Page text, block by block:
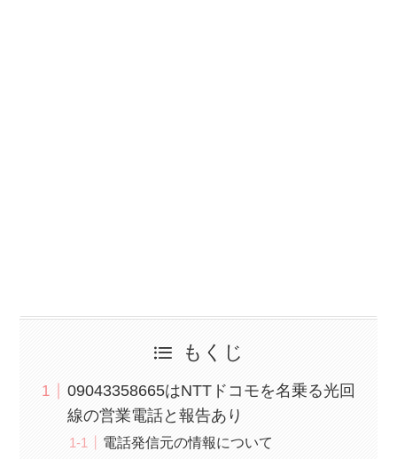
もくじ
09043358665はNTTドコモを名乗る光回
線の営業電話と報告あり
電話発信元の情報について